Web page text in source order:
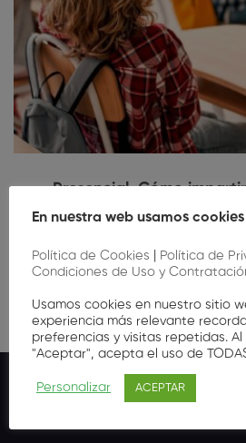
Presencial. Cómo
prevención bucodental a
En nuestra web usamos cookies
Política de Cookies Política de
Condiciones de Uso y
Usamos cookies en nuestro sitio
experiencia más relevante
preferencias y visitas repetidas.
"Aceptar", acepta el uso de
Personalizar ACEPTAR